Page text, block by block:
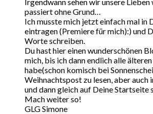
passiert ohne Grund…
Ich musste mich jetzt einfach mal in
eintragen (Premiere für mich):) und
Worte schreiben.
Du hast hier einen wunderschönen
mich, bis ich dann endlich alle
habe(schon komisch bei
Weihnachtspost zu lesen, aber auch
und dann gleich auf Deine Startseite
Mach weiter so!
GLG Simone